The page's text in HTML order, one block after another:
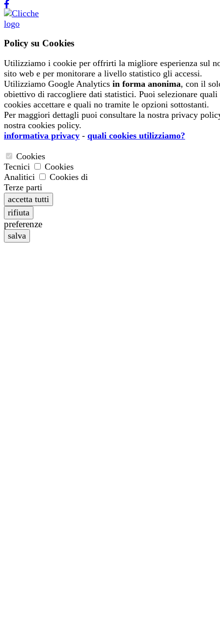
Policy su Cookies
Utilizziamo i cookie per offrirti la migliore esperienza sul
sito web e per monitorare a livello statistico gli accessi.
Utilizziamo Google Analytics in forma anonima, con il
obiettivo di raccogliere dati statistici. Puoi selezionare quali
cookies accettare e quali no tramite le opzioni sottostanti.
Per maggiori dettagli puoi consultare la nostra privacy
nostra cookies policy.
informativa privacy - quali cookies utilizziamo?
Cookies
Tecnici
Cookies
Analitici
Cookies di
Terze parti
preferenze